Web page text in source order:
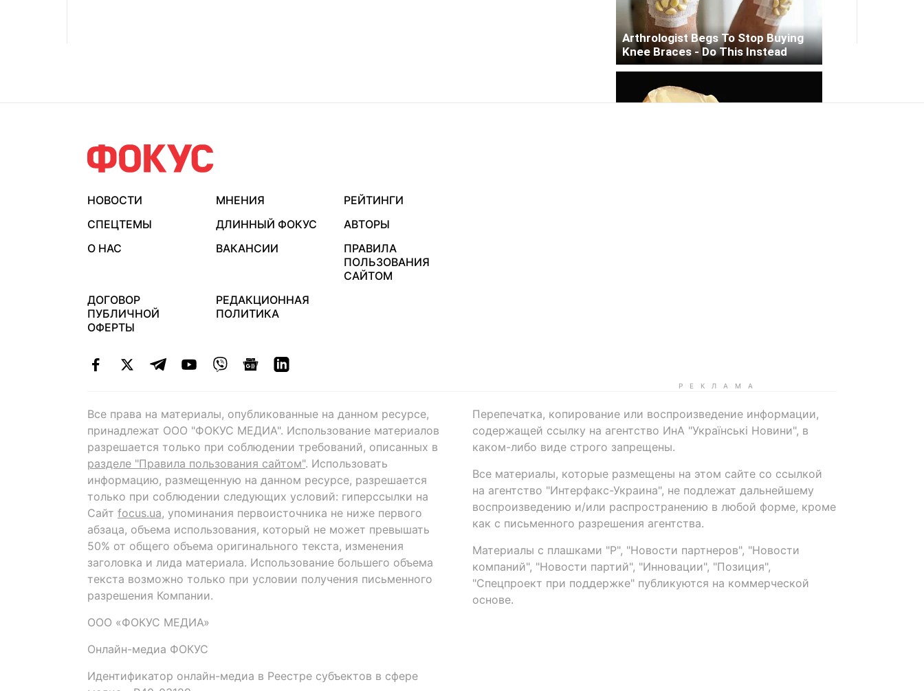
НОВОСТИ МНЕНИЯ
РЕЙТИНГИ
СПЕЦТЕМЫ
ДЛИННЫЙ ФОКУС
АВТОРЫ
О НАС
ВАКАНСИИ
ПРАВИЛА
ПОЛЬЗОВАНИЯ
САЙТОМ
ДОГОВОР
ПУБЛИЧНОЙ
ОФЕРТЫ
РЕДАКЦИОННАЯ
ПОЛИТИКА
Все права на материалы, опубликованные на данном ресурсе,
принадлежат ООО "ФОКУС МЕДИА". Использование материалов
разрешается только при соблюдении требований, описанных в
разделе "Правила пользования сайтом". Использовать
информацию, размещенную на данном ресурсе, разрешается
только при соблюдении следующих условий: гиперссылки на
Сайт focus.ua, упоминания первоисточника не ниже первого
абзаца, объема использования, который не может превышать
50% от общего объема оригинального текста, изменения
заголовка и лида материала. Использование большего объема
текста возможно только при условии получения письменного
разрешения Компании.
ООО «ФОКУС МЕДИА»
Онлайн-медиа ФОКУС
Идентификатор онлайн-медиа в Реестре субъектов в сфере
Перепечатка, копирование или воспроизведение информации,
содержащей ссылку на агентство ИнА "Українські Новини", в
каком-либо виде строго запрещены.
Все материалы, которые размещены на этом сайте со ссылкой
на агентство "Интерфакс-Украина", не подлежат дальнейшему
воспроизведению и/или распространению в любой форме, кроме
как с письменного разрешения агентства.
Материалы с плашками "Р", "Новости партнеров", "Новости
компаний", "Новости партий", "Инновации", "Позиция",
"Спецпроект при поддержке" публикуются на коммерческой
основе.